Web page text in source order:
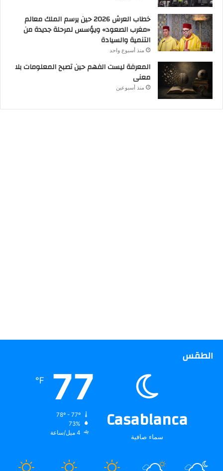
خطاب العرش 2026 حين يرسم الملك معالم
«مغرب الصعود» ويؤسس لمرحلة جديدة من
التنمية والسيادة
منذ أسبوع واحد
المعرفة ليست الفهم حين تصبح المعلومات بلا
معنى
منذ أسبوعين
الطقس
Casablanca
سماء صافية
77
℉
73%
4 ميل/ساعة